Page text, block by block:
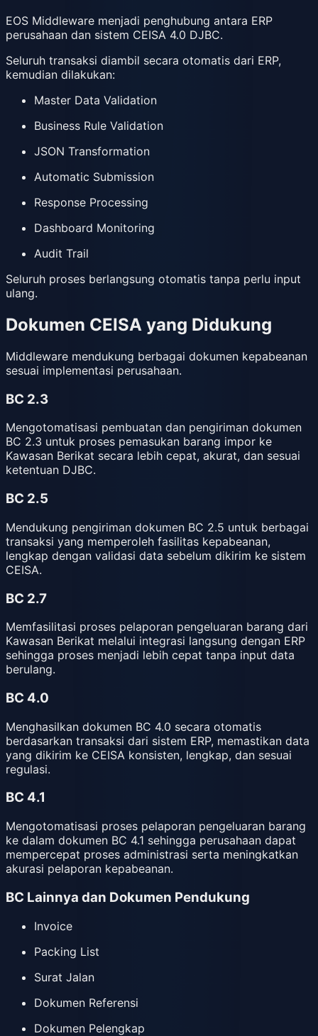
EOS Middleware menjadi penghubung antara ERP
perusahaan dan sistem CEISA 4.0 DJBC.
Seluruh transaksi diambil secara otomatis dari ERP,
kemudian dilakukan:
Master Data Validation
Business Rule Validation
JSON Transformation
Automatic Submission
Response Processing
Dashboard Monitoring
Audit Trail
Seluruh proses berlangsung otomatis tanpa perlu input
ulang.
Dokumen CEISA yang Didukung
Middleware mendukung berbagai dokumen kepabeanan
sesuai implementasi perusahaan.
BC 2.3
Mengotomatisasi pembuatan dan pengiriman dokumen
BC 2.3 untuk proses pemasukan barang impor ke
Kawasan Berikat secara lebih cepat, akurat, dan sesuai
ketentuan DJBC.
BC 2.5
Mendukung pengiriman dokumen BC 2.5 untuk berbagai
transaksi yang memperoleh fasilitas kepabeanan,
lengkap dengan validasi data sebelum dikirim ke sistem
CEISA.
BC 2.7
Memfasilitasi proses pelaporan pengeluaran barang dari
Kawasan Berikat melalui integrasi langsung dengan ERP
sehingga proses menjadi lebih cepat tanpa input data
berulang.
BC 4.0
Menghasilkan dokumen BC 4.0 secara otomatis
berdasarkan transaksi dari sistem ERP, memastikan data
yang dikirim ke CEISA konsisten, lengkap, dan sesuai
regulasi.
BC 4.1
Mengotomatisasi proses pelaporan pengeluaran barang
ke dalam dokumen BC 4.1 sehingga perusahaan dapat
mempercepat proses administrasi serta meningkatkan
akurasi pelaporan kepabeanan.
BC Lainnya dan Dokumen Pendukung
Invoice
Packing List
Surat Jalan
Dokumen Referensi
Dokumen Pelengkap